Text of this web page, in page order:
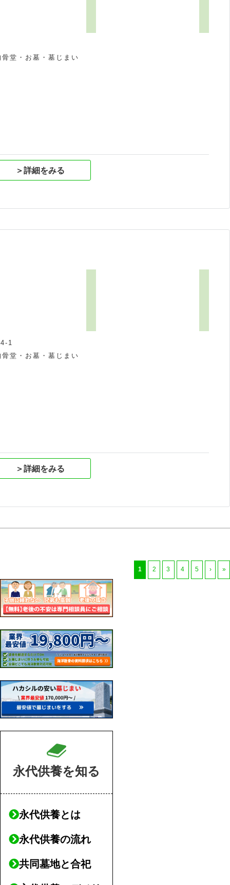
堂・お墓・墓じまい
＞詳細をみる
1
堂・お墓・墓じまい
＞詳細をみる
1 2 3 4 5 › »
永代供養を知る
永代供養とは
永代供養の流れ
共同墓地と合祀